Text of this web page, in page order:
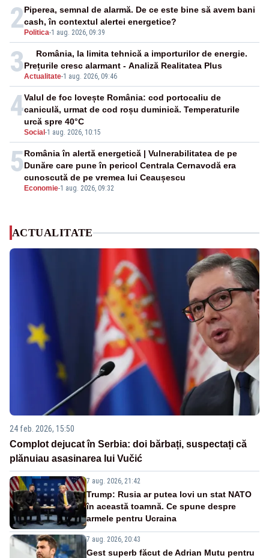
2 Politica-1 aug. 2026, 09:39
Piperea, semnal de alarmă. De ce este bine să avem bani
cash, în contextul alertei energetice?
3Actualitate-1 aug. 2026, 09:46
România, la limita tehnică a importurilor de energie.
Prețurile cresc alarmant - Analiză Realitatea Plus
4
Social -1 aug. 2026, 10:15
Valul de foc lovește România: cod portocaliu de
caniculă, urmat de cod roșu duminică. Temperaturile
urcă spre 40°C
5
Economie-1 aug. 2026, 09:32
România în alertă energetică | Vulnerabilitatea de pe
Dunăre care pune în pericol Centrala Cernavodă era
cunoscută de pe vremea lui Ceaușescu
ACTUALITATE
24 feb. 2026, 15:50
Complot dejucat în Serbia: doi bărbați, suspectați că
plănuiau asasinarea lui Vučić
7 aug. 2026, 21:42
Trump: Rusia ar putea lovi un stat NATO
în această toamnă. Ce spune despre
armele pentru Ucraina
7 aug. 2026, 20:43
Gest superb făcut de Adrian Mutu pentru